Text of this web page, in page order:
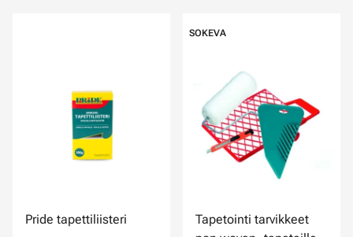
Pride tapettiliisteri
SOKEVA
Tapetointi tarvikkeet